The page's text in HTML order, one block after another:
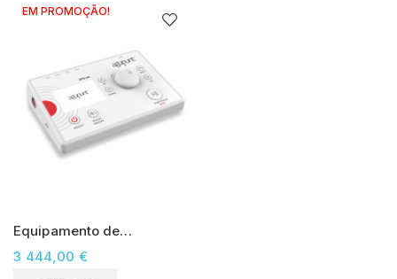
EM PROMOÇÃO!
Equipamento de
fisioterapia invasiva
Agupunt APS-e4
3 444,00 €